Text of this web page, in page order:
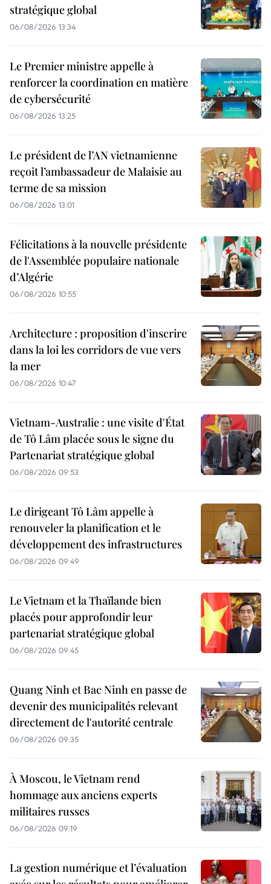
stratégique global
06/08/2026 13:34
Le Premier ministre appelle à
renforcer la coordination en matière
de cybersécurité
06/08/2026 13:25
Le président de l’AN vietnamienne
reçoit l’ambassadeur de Malaisie au
terme de sa mission
06/08/2026 13:01
Félicitations à la nouvelle présidente
de l'Assemblée populaire nationale
d’Algérie
06/08/2026 10:55
Architecture : proposition d'inscrire
dans la loi les corridors de vue vers
la mer
06/08/2026 10:47
Vietnam-Australie : une visite d'État
de Tô Lâm placée sous le signe du
Partenariat stratégique global
06/08/2026 09:53
Le dirigeant Tô Lâm appelle à
renouveler la planification et le
développement des infrastructures
06/08/2026 09:49
Le Vietnam et la Thaïlande bien
placés pour approfondir leur
partenariat stratégique global
06/08/2026 09:45
Quang Ninh et Bac Ninh en passe de
devenir des municipalités relevant
directement de l'autorité centrale
06/08/2026 09:35
À Moscou, le Vietnam rend
hommage aux anciens experts
militaires russes
06/08/2026 09:19
La gestion numérique et l’évaluation